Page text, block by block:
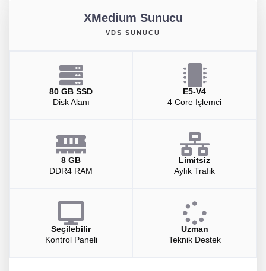
XMedium Sunucu
VDS SUNUCU
80 GB SSD
Disk Alanı
E5-V4
4 Core Işlemci
8 GB
DDR4 RAM
Limitsiz
Aylık Trafik
Seçilebilir
Kontrol Paneli
Uzman
Teknik Destek